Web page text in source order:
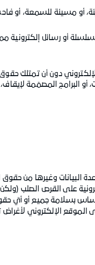
أو مسيئة للسمعة، أو
أو رسائل إلكترونية
دون أن تمتلك حقوق
البرامج المصمّمة
البيانات وغيرها من
على القرص الصلب
بسلامة جميع أو أيّ
الموقع الإلكتروني